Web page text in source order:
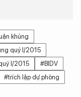
khủng
quý I/2015
I/2015
#BIDV
#trích lập dự phòng